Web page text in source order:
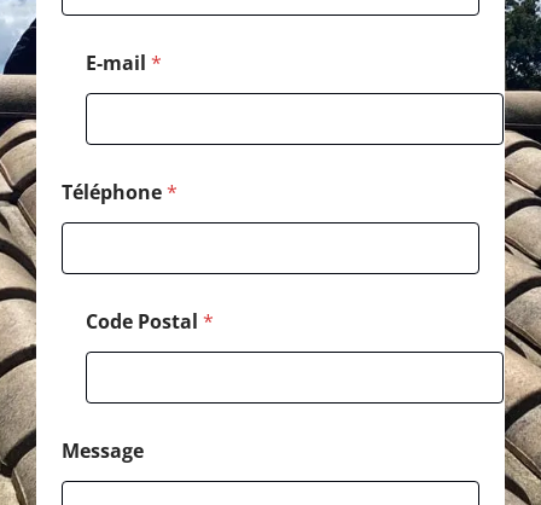
E-mail *
Téléphone*
Code Postal *
s
a
g
e
*
Message